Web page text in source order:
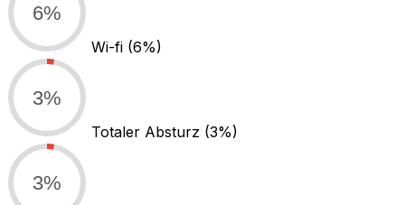
6%
Wi-fi (6%)
3%
Totaler Absturz (3%)
3%